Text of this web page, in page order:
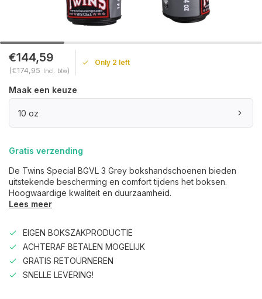
€144,59
(€174,95 Incl. btw)
Only 2 left
Maak een keuze
10 oz
Gratis verzending
De Twins Special BGVL 3 Grey bokshandschoenen bieden
uitstekende bescherming en comfort tijdens het boksen.
Hoogwaardige kwaliteit en duurzaamheid.
Lees meer
EIGEN BOKSZAKPRODUCTIE
ACHTERAF BETALEN MOGELIJK
GRATIS RETOURNEREN
SNELLE LEVERING!